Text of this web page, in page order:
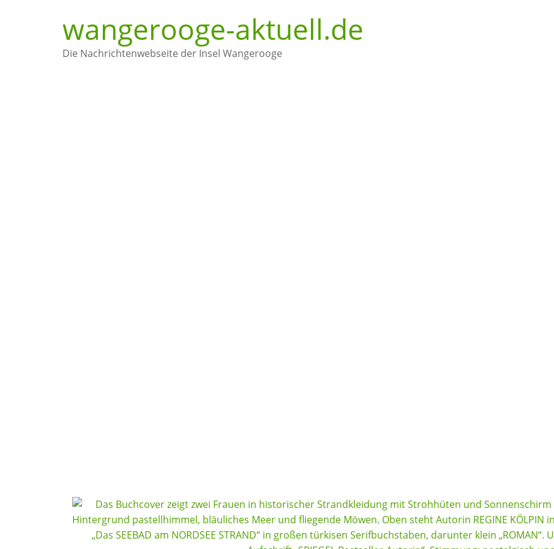
wangerooge-aktuell.de
Die Nachrichtenwebseite der Insel Wangerooge